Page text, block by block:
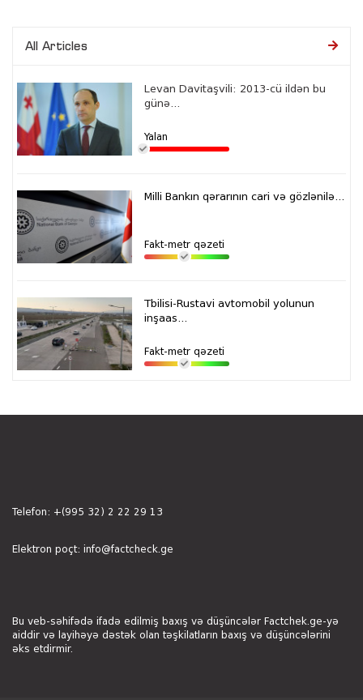
All Articles
Levan Davitaşvili: 2013-cü ildən bu
günə...
Yalan
Milli Bankın qərarının cari və gözlənilə...
Fakt-metr qəzeti
Tbilisi-Rustavi avtomobil yolunun
inşaas...
Fakt-metr qəzeti
Telefon: +(995 32) 2 22 29 13
Elektron poçt: info@factcheck.ge
Bu veb-səhifədə ifadə edilmiş baxış və düşüncələr Factchek.ge-yə
aiddir və layihəyə dəstək olan təşkilatların baxış və düşüncələrini
əks etdirmir.